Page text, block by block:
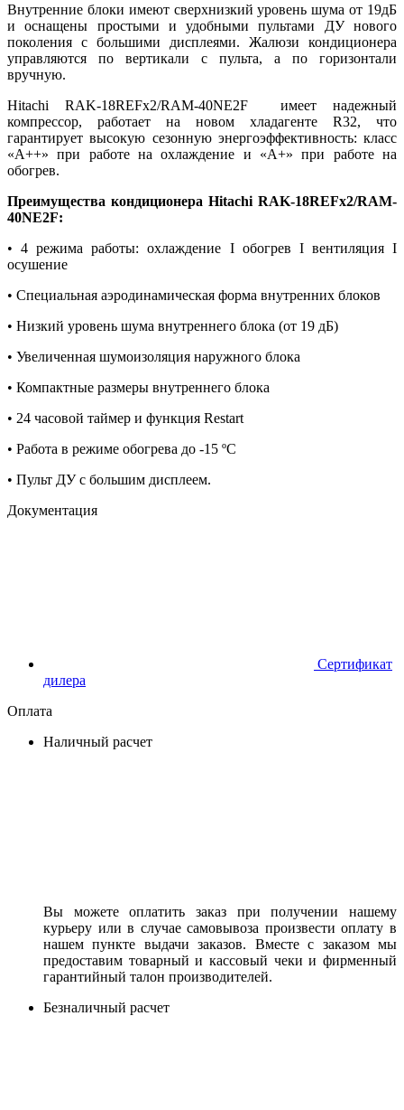
Внутренние блоки имеют сверхнизкий уровень шума от 19дБ
и оснащены простыми и удобными пультами ДУ нового
поколения с большими дисплеями. Жалюзи кондиционера
управляются по вертикали с пульта, а по горизонтали
вручную.
Hitachi RAK-18REFх2/RAM-40NE2F имеет надежный
компрессор, работает на новом хладагенте R32, что
гарантирует высокую сезонную энергоэффективность: класс
«А++» при работе на охлаждение и «А+» при работе на
обогрев.
Преимущества кондиционера Hitachi RAK-18REFх2/RAM-
40NE2F:
• 4 режима работы: охлаждение I обогрев I вентиляция I
осушение
• Специальная аэродинамическая форма внутренних блоков
• Низкий уровень шума внутреннего блока (от 19 дБ)
• Увеличенная шумоизоляция наружного блока
• Компактные размеры внутреннего блока
• 24 часовой таймер и функция Restart
• Работа в режиме обогрева до -15 ºС
• Пульт ДУ с большим дисплеем.
Документация
Сертификат
дилера
Оплата
Наличный расчет
Вы можете оплатить заказ при получении нашему
курьеру или в случае самовывоза произвести оплату в
нашем пункте выдачи заказов. Вместе с заказом мы
предоставим товарный и кассовый чеки и фирменный
гарантийный талон производителей.
Безналичный расчет